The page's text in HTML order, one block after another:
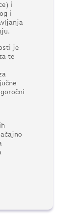
i
i
je
te